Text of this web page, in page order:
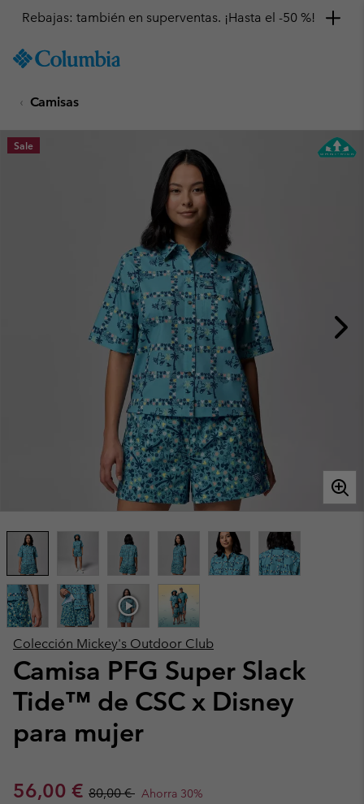
TO
SKIP
MAIN
NAV
Rebajas: también en superventas. ¡Hasta el -50 %!
Camisas
Colección Mickey's Outdoor Club
Camisa PFG Super Slack
Tide™ de CSC x Disney
para mujer
Sale price:
56,00 € Regular price:
80,00 € Ahorra 30%
Sale